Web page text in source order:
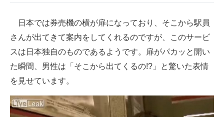
ビジネスと働き方のヒント
AI活用のいまが分かる
企業ITのトレンドを詳説
経営リーダーのコミュニティ
日本では券売機の横が扉になっており、そこから駅員
さんが出てきて案内をしてくれるのですが、このサービ
スは日本独自のものであるようです。扉がパカッと開い
た瞬間、男性は「そこから出てくるの!?」と驚いた表情
を見せています。